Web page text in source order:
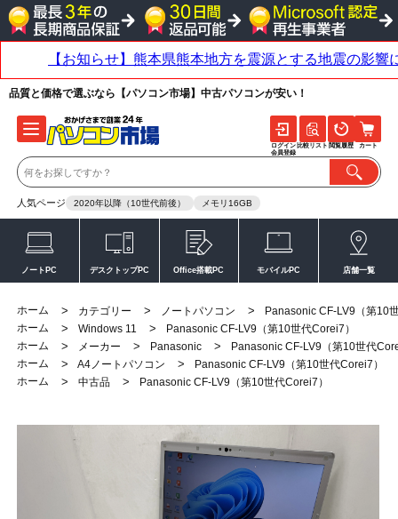
品質と価格で選ぶなら【パソコン市場】中古パソコンが安い！
人気ページ 2020年以降（10世代前後） メモリ16GB
ログイン
会員登録
比較リスト 閲覧履歴 カート
ノートPC デスクトップPC Office搭載PC モバイルPC 店舗一覧
ホーム > カテゴリー > ノートパソコン >
Panasonic CF-LV9（第10
ホーム
> Windows 11 >
Panasonic CF-LV9（第10世代Corei7）
ホーム
> メーカー > Panasonic >
Panasonic CF-LV9（第10世代
ホーム
> A4ノートパソコン >
Panasonic CF-LV9（第10世代Corei7）
ホーム
> 中古品 > Panasonic CF-LV9（第10世代Corei7）